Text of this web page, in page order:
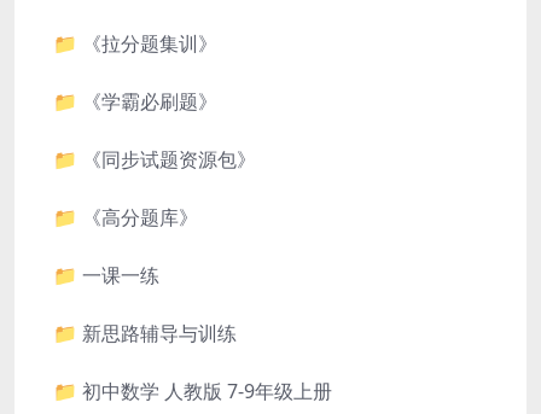
📁 《拉分题集训》
📁 《学霸必刷题》
📁 《同步试题资源包》
📁 《高分题库》
📁 一课一练
📁 新思路辅导与训练
📁 初中数学 人教版 7-9年级上册